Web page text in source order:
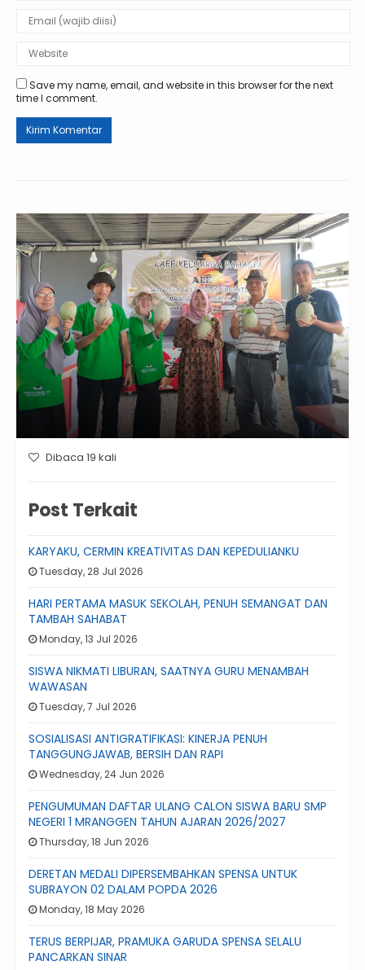
Save my name, email, and website in this browser for the next
time I comment.
Dibaca 19 kali
Post Terkait
KARYAKU, CERMIN KREATIVITAS DAN KEPEDULIANKU
Tuesday, 28 Jul 2026
HARI PERTAMA MASUK SEKOLAH, PENUH SEMANGAT DAN
TAMBAH SAHABAT
Monday, 13 Jul 2026
SISWA NIKMATI LIBURAN, SAATNYA GURU MENAMBAH
WAWASAN
Tuesday, 7 Jul 2026
SOSIALISASI ANTIGRATIFIKASI: KINERJA PENUH
TANGGUNGJAWAB, BERSIH DAN RAPI
Wednesday, 24 Jun 2026
PENGUMUMAN DAFTAR ULANG CALON SISWA BARU SMP
NEGERI 1 MRANGGEN TAHUN AJARAN 2026/2027
Thursday, 18 Jun 2026
DERETAN MEDALI DIPERSEMBAHKAN SPENSA UNTUK
SUBRAYON 02 DALAM POPDA 2026
Monday, 18 May 2026
TERUS BERPIJAR, PRAMUKA GARUDA SPENSA SELALU
PANCARKAN SINAR